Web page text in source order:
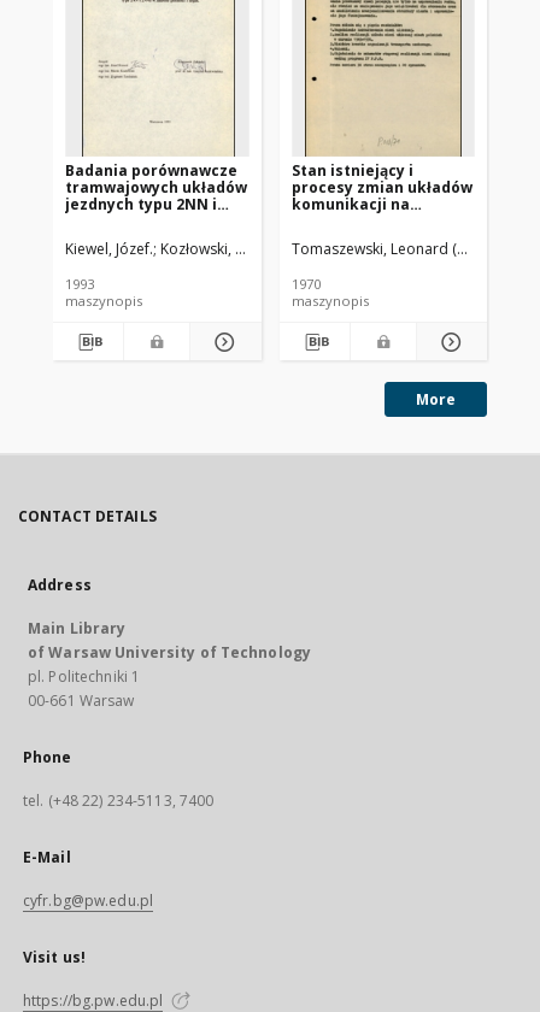
Badania porównawcze
tramwajowych układów
jezdnych typu 2NN i
głośności i drgań
Kiewel, Józef. Kozłowski, Marek. Tarchalski, Zygmunt.
1993
maszynopis
Stan istniejący i
procesy zmian układów
komunikacji na
Tomaszewski, Leonard (1899-1972).
1970
maszynopis
More
CONTACT DETAILS
Address
Main Library
of Warsaw University of Technology
pl. Politechniki 1
00-661 Warsaw
Phone
tel. (+48 22) 234-5113, 7400
E-Mail
cyfr.bg@pw.edu.pl
Visit us!
https://bg.pw.edu.pl